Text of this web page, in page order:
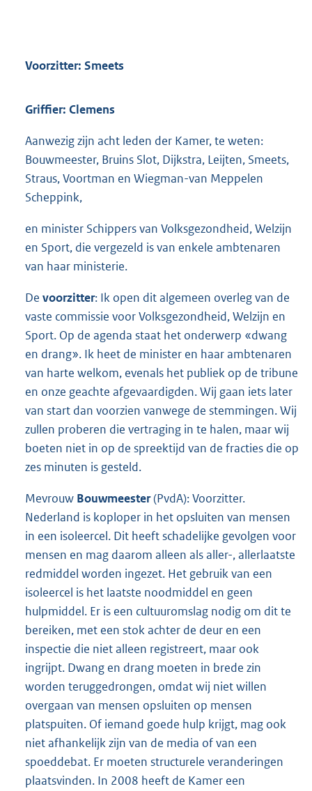
Voorzitter: Smeets
Griffier: Clemens
Aanwezig zijn acht leden der Kamer, te weten:
Bouwmeester, Bruins Slot, Dijkstra, Leijten, Smeets,
Straus, Voortman en Wiegman-van Meppelen
Scheppink,
en minister Schippers van Volksgezondheid, Welzijn
en Sport, die vergezeld is van enkele ambtenaren
van haar ministerie.
De voorzitter: Ik open dit algemeen overleg van de
vaste commissie voor Volksgezondheid, Welzijn en
Sport. Op de agenda staat het onderwerp «dwang
en drang». Ik heet de minister en haar ambtenaren
van harte welkom, evenals het publiek op de tribune
en onze geachte afgevaardigden. Wij gaan iets later
van start dan voorzien vanwege de stemmingen. Wij
zullen proberen die vertraging in te halen, maar wij
boeten niet in op de spreektijd van de fracties die op
zes minuten is gesteld.
Mevrouw Bouwmeester(PvdA): Voorzitter.
Nederland is koploper in het opsluiten van mensen
in een isoleercel. Dit heeft schadelijke gevolgen voor
mensen en mag daarom alleen als aller-, allerlaatste
redmiddel worden ingezet. Het gebruik van een
isoleercel is het laatste noodmiddel en geen
hulpmiddel. Er is een cultuuromslag nodig om dit te
bereiken, met een stok achter de deur en een
inspectie die niet alleen registreert, maar ook
ingrijpt. Dwang en drang moeten in brede zin
worden teruggedrongen, omdat wij niet willen
overgaan van mensen opsluiten op mensen
platspuiten. Of iemand goede hulp krijgt, mag ook
niet afhankelijk zijn van de media of van een
spoeddebat. Er moeten structurele veranderingen
plaatsvinden. In 2008 heeft de Kamer een